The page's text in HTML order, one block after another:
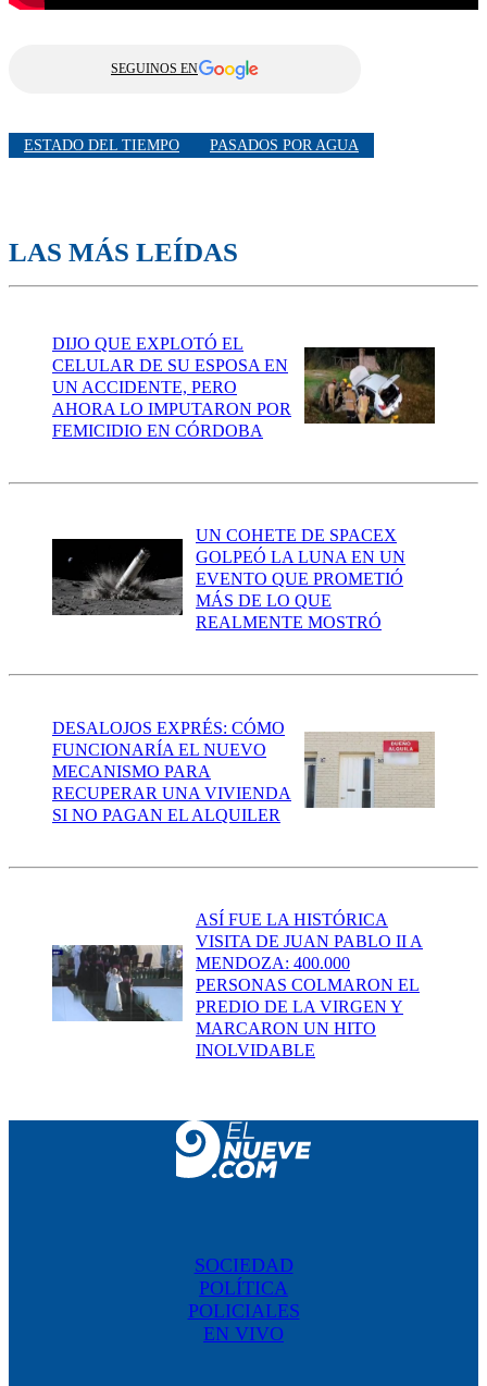
SEGUINOS EN
ESTADO DEL TIEMPO PASADOS POR AGUA
LAS MÁS LEÍDAS
DIJO QUE EXPLOTÓ EL
CELULAR DE SU ESPOSA EN
UN ACCIDENTE, PERO
AHORA LO IMPUTARON POR
FEMICIDIO EN CÓRDOBA
UN COHETE DE SPACEX
GOLPEÓ LA LUNA EN UN
EVENTO QUE PROMETIÓ
MÁS DE LO QUE
REALMENTE MOSTRÓ
DESALOJOS EXPRÉS: CÓMO
FUNCIONARÍA EL NUEVO
MECANISMO PARA
RECUPERAR UNA VIVIENDA
SI NO PAGAN EL ALQUILER
ASÍ FUE LA HISTÓRICA
VISITA DE JUAN PABLO II A
MENDOZA: 400.000
PERSONAS COLMARON EL
PREDIO DE LA VIRGEN Y
MARCARON UN HITO
INOLVIDABLE
SOCIEDAD
POLÍTICA
POLICIALES
EN VIVO